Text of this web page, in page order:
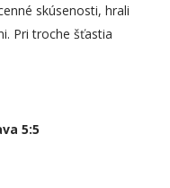
skúsenosti, hrali
Pri troche šťastia
5:5